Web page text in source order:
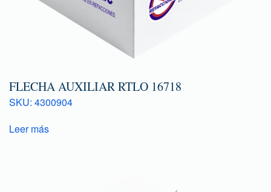
FLECHA AUXILIAR RTLO 16718
SKU: 4300904
Leer más